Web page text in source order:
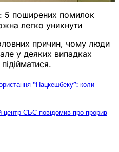
5 поширених помилок
легко уникнути
причин, чому люди
у деяких випадках
“Нацкешбеку”: коли
центр СБС повідомив про прорив